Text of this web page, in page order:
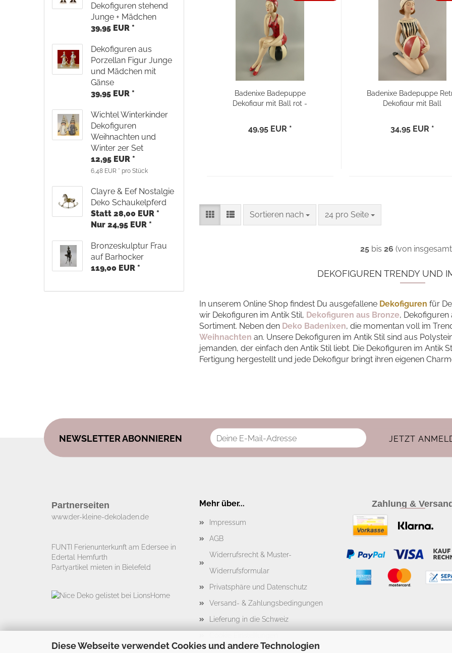
Diese Webseite verwendet Cookies und andere Technologien
Badenixe Badepuppe
Dekofigur mit Ball rot -
49,95 EUR *
Badenixe Badepuppe
Dekofigur mit Ball
34,95 EUR *
Sortieren nach
Sortieren nach 24 pro Seite
pro Seite
25bis 26 (von insgesamt
DEKOFIGUREN TRENDY UND
In unserem Online Shop findest Du ausgefallene Dekofiguren für
wir Dekofiguren im Antik Stil, Dekofiguren aus Bronze, Dekofiguren
Sortiment. Neben den Deko Badenixen, die momentan voll im
Weihnachten an. Unsere Dekofiguren im Antik Stil sind aus
jemanden, der einfach den Antik Stil liebt. Die Dekofiguren im Antik
Fertigung hergestellt und jede Dekofigur bringt ihren eigenen
Dekofiguren stehend
Junge + Mädchen
39,95 EUR *
Dekofiguren aus
Porzellan Figur Junge
und Mädchen mit
Gänse
39,95 EUR *
Wichtel Winterkinder
Dekofiguren
Weihnachten und
Winter 2er Set
12,95 EUR *
6,48 EUR * pro Stück
Clayre & Eef Nostalgie
Deko Schaukelpferd
Statt 28,00 EUR *
Nur 24,95 EUR *
Bronzeskulptur Frau
auf Barhocker
119,00 EUR *
NEWSLETTER ABONNIEREN
Partnerseiten
www.der-kleine-dekoladen.de​
FUNTI Ferienunterkunft am Edersee in
Edertal Hemfurth
Partyartikel mieten in Bielefeld
Mehr über...
Impressum
AGB
Widerrufsrecht & Muster-
Widerrufsformular
Privatsphäre und Datenschutz
Versand- & Zahlungsbedingungen
Lieferung in die Schweiz
Zahlung & Versand